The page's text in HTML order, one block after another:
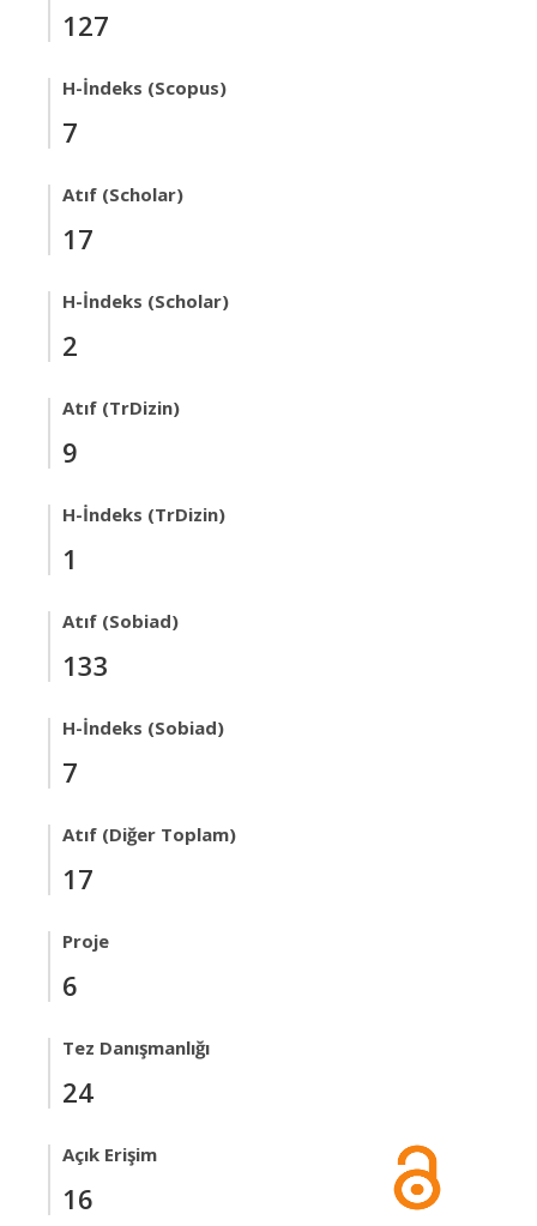
127
H-İndeks (Scopus)
7
Atıf (Scholar)
17
H-İndeks (Scholar)
2
Atıf (TrDizin)
9
H-İndeks (TrDizin)
1
Atıf (Sobiad)
133
H-İndeks (Sobiad)
7
Atıf (Diğer Toplam)
17
Proje
6
Tez Danışmanlığı
24
Açık Erişim
16